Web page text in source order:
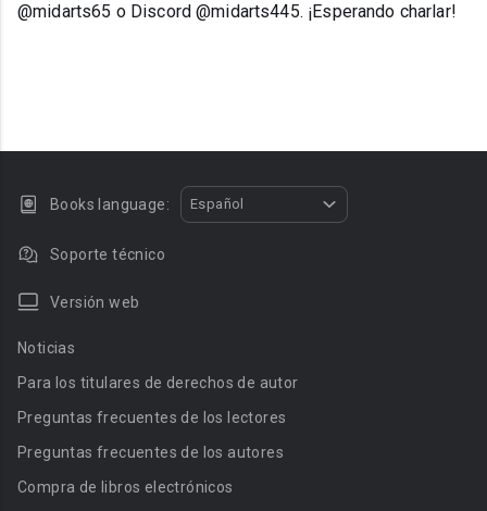
@midarts65 o Discord @midarts445. ¡Esperando charlar!
Books language: Español
Soporte técnico
Versión web
Noticias
Para los titulares de derechos de autor
Preguntas frecuentes de los lectores
Preguntas frecuentes de los autores
Compra de libros electrónicos